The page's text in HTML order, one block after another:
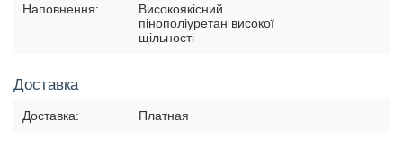
Наповнення:
Високоякісний
пінополіуретан високої
щільності
Доставка
Доставка: Платная